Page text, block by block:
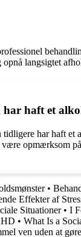
langsigtet
haft et
har haft
opmærksom
•
Effekter af
Situationer• I
• What Is a
ven uden at